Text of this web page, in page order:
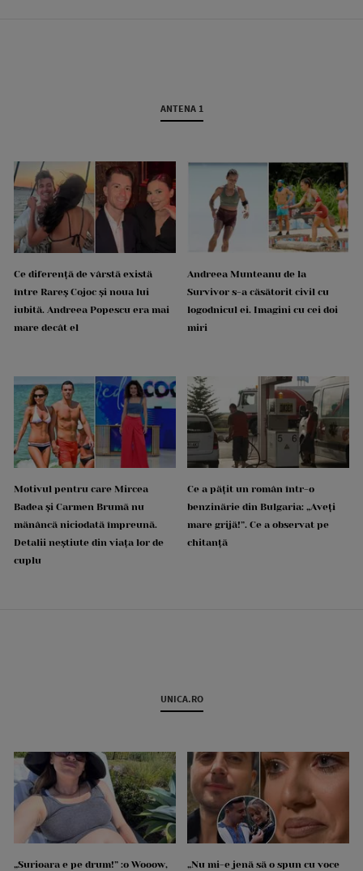
ANTENA 1
Ce diferență de vârstă există
între Rareș Cojoc și noua lui
iubită. Andreea Popescu era mai
mare decât el
Andreea Munteanu de la
Survivor s-a căsătorit civil cu
logodnicul ei. Imagini cu cei doi
miri
Motivul pentru care Mircea
Badea și Carmen Brumă nu
mănâncă niciodată împreună.
Detalii neștiute din viața lor de
cuplu
Ce a pățit un român într-o
benzinărie din Bulgaria: „Aveți
mare grijă!”. Ce a observat pe
chitanță
UNICA.RO
„Surioara e pe drum!” :o Wooow,
„Nu mi-e jenă să o spun cu voce